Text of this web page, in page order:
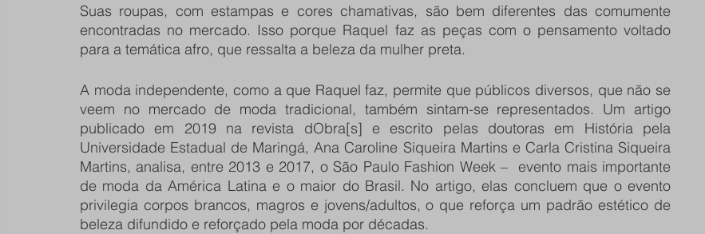
Suas roupas, com estampas e cores chamativas, são bem diferentes das comumente
encontradas no mercado. Isso porque Raquel faz as peças com o pensamento voltado
para a temática afro, que ressalta a beleza da mulher preta.
A moda independente, como a que Raquel faz, permite que públicos diversos, que não se
veem no mercado de moda tradicional, também sintam-se representados. Um artigo
publicado em 2019 na revista dObra[s] e escrito pelas doutoras em História pela
Universidade Estadual de Maringá, Ana Caroline Siqueira Martins e Carla Cristina Siqueira
Martins, analisa, entre 2013 e 2017, o São Paulo Fashion Week –  evento mais importante
de moda da América Latina e o maior do Brasil. No artigo, elas concluem que o evento
privilegia corpos brancos, magros e jovens/adultos, o que reforça um padrão estético de
beleza difundido e reforçado pela moda por décadas.